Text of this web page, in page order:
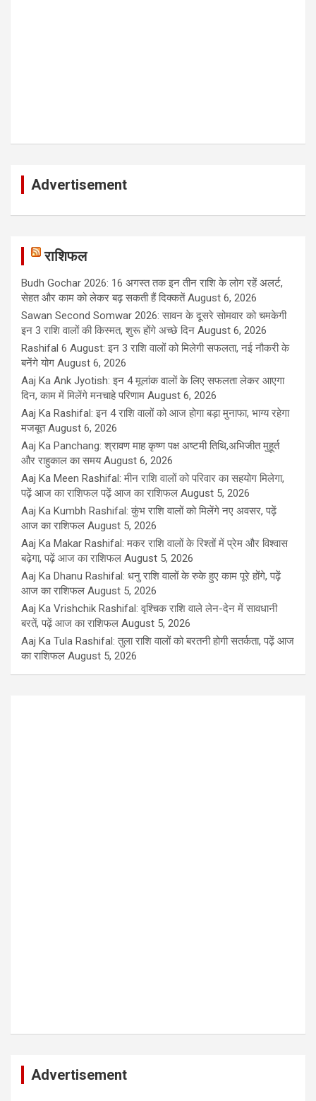
Advertisement
राशिफल
Budh Gochar 2026: 16 अगस्त तक इन तीन राशि के लोग रहें अलर्ट,
सेहत और काम को लेकर बढ़ सकती हैं दिक्कतें August 6, 2026
Sawan Second Somwar 2026: सावन के दूसरे सोमवार को चमकेगी
इन 3 राशि वालों की किस्मत, शुरू होंगे अच्छे दिन August 6, 2026
Rashifal 6 August: इन 3 राशि वालों को मिलेगी सफलता, नई नौकरी के
बनेंगे योग August 6, 2026
Aaj Ka Ank Jyotish: इन 4 मूलांक वालों के लिए सफलता लेकर आएगा
दिन, काम में मिलेंगे मनचाहे परिणाम August 6, 2026
Aaj Ka Rashifal: इन 4 राशि वालों को आज होगा बड़ा मुनाफा, भाग्य रहेगा
मजबूत August 6, 2026
Aaj Ka Panchang: श्रावण माह कृष्ण पक्ष अष्टमी तिथि,अभिजीत मुहूर्त
और राहुकाल का समय August 6, 2026
Aaj Ka Meen Rashifal: मीन राशि वालों को परिवार का सहयोग मिलेगा,
पढ़ें आज का राशिफल पढ़ें आज का राशिफल August 5, 2026
Aaj Ka Kumbh Rashifal: कुंभ राशि वालों को मिलेंगे नए अवसर, पढ़ें
आज का राशिफल August 5, 2026
Aaj Ka Makar Rashifal: मकर राशि वालों के रिश्तों में प्रेम और विश्वास
बढ़ेगा, पढ़ें आज का राशिफल August 5, 2026
Aaj Ka Dhanu Rashifal: धनु राशि वालों के रुके हुए काम पूरे होंगे, पढ़ें
आज का राशिफल August 5, 2026
Aaj Ka Vrishchik Rashifal: वृश्चिक राशि वाले लेन-देन में सावधानी
बरतें, पढ़ें आज का राशिफल August 5, 2026
Aaj Ka Tula Rashifal: तुला राशि वालों को बरतनी होगी सतर्कता, पढ़ें आज
का राशिफल August 5, 2026
Advertisement